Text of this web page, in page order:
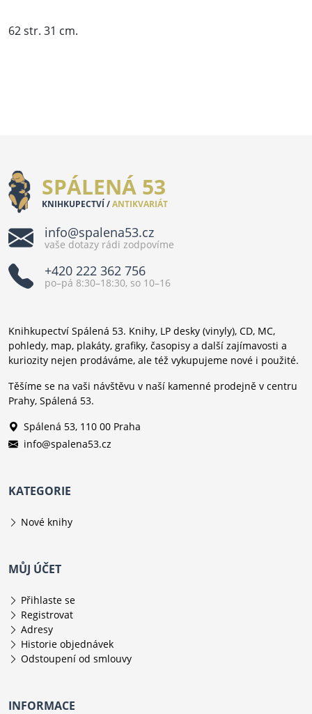
62 str. 31 cm.
SPÁLENÁ 53
KNIHKUPECTVÍ /ANTIKVARIÁT
info@spalena53.cz
vaše dotazy rádi zodpovíme
+420 222 362 756
po–pá 8:30–18:30, so 10–16
Knihkupectví Spálená 53. Knihy, LP desky (vinyly), CD, MC,
pohledy, map, plakáty, grafiky, časopisy a další zajímavosti a
kuriozity nejen prodáváme, ale též vykupujeme nové i použité.
Těšíme se na vaši návštěvu v naší kamenné prodejně v centru
Prahy, Spálená 53.
Spálená 53, 110 00 Praha
info@spalena53.cz
KATEGORIE
Nové knihy
MŮJ ÚČET
Přihlaste se
Registrovat
Adresy
Historie objednávek
Odstoupení od smlouvy
INFORMACE